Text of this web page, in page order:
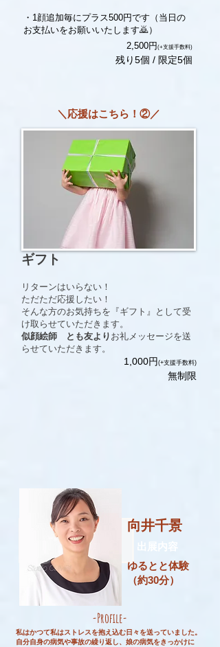
＼応援はこちら！②／
​1,000円 (+支援手数料)
無制限
​2,500円 (+支援手数料)
残り5個 / 限定5個
ギフト
リターンはいらない！
ただただ応援したい！
そんな方のお気持ちを『ギフト』として受
け取らせていただきます。
似顔絵師 とも友より お礼メッセージを送
らせていただきます。
・1顔追加毎にプラス500円です（当日の
お支払いをお願いいたします🙇）
向井千景
​出展内容
ゆるとと体験
（約30分）
-Profile-
私はかつて私はストレスを抱え込む日々を送っていました。
自分自身の病気や事故の繰り返し、娘の病気をきっかけに